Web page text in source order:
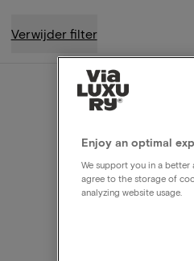
Verwijder filter
Enjoy an optimal
We support you in a
agree to the storage of
analyzing website usage.